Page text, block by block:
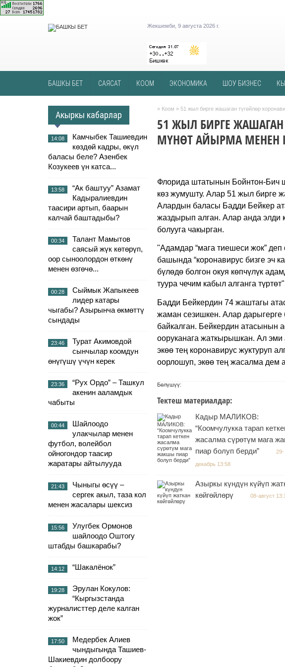
Жекшемби, 9 августа 2026 г.
БАШКЫ БЕТ САЯСАТ КООМ ЭКОНОМИКА ШОУ БИЗНЕС
Акыркы кабарлар
14:08
Камчыбек Ташиевдин
көздөй кадры, өкүл
баласы беле? Азенбек
Козукеев үн катса...
13:58
“Ак баштуу” Азамат
Кадыралиевдин
таасири артып, баарын
калчай баштадыбы?
00:34
Талант Мамытов
саясый жүк көтөрүп,
оор сыноолордон өткөнү
менен өзгөчө...
00:28
Сыймык Жапыкеев
лидер катары
чыгабы? Азырынча өкмөттү
сындады
23:46
Турат Акимовдой
сынчылар коомдун
өнүгүшү үчүн керек
23:36
“Рух Ордо” – Ташкул
акенин ааламдык
чабыты
00:44
Шайлоодо
улакчылар менен
футбол, волейбол
ойногондор таасир
жаратары айтылууда
21:43
Чыныгы өсүү –
сергек акыл, таза кол
менен жасалары шексиз
15:56
Улугбек Ормонов
шайлоодо Оштогу
штабды башкарабы?
14:12 “Шакалёнок”
19:28
Эрулан Кокулов:
“Кыргызстанда
журналисттер деле калган
жок”
17:50
Медербек Алиев
чындыгында Ташиев-
Шакиевдин долбоору
» Коом » 51 жыл бирге жашаган түгөйлөр
51 ЖЫЛ БИРГЕ
МҮНӨТ АЙЫРМА МЕНЕН
Флорида штатынын Бойнтон-Бич
көз жумушту. Алар 51 жыл бирге
Алардын баласы Бадди Бейкер
жаздырып алган. Алар анда элди
болууга чакырган.
"Адамдар “мага тиешеси жок” деп
башында “коронавирус бизге эч
бүлөдө болгон окуя көпчүлүк
туура чечим кабыл алганга
Бадди Бейкердин 74 жаштагы
жаман сезишкен. Алар дарыгерге
байкалган. Бейкердин атасынын
ооруканага жаткырышкан. Ал
экөө тең коронавирус жуктуруп
оорлошуп, экөө тең жасалма дем
Бөлүшүү:
Тектеш материалдар:
Кадыр МАЛИКОВ:
“Коомчулукка тарап
жасалма сүрөтүм мага
пиар болуп берди”
29-
декабрь 13:58
Азыркы күндүн күйүп
көйгөйлөрү
08-август